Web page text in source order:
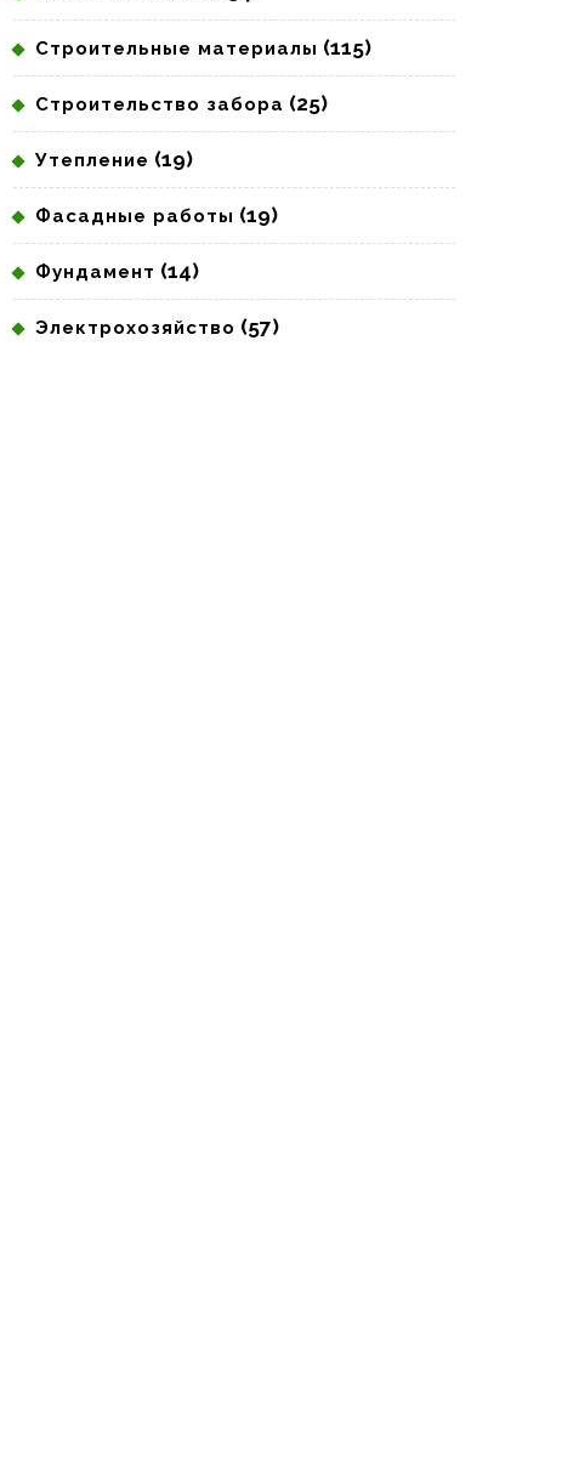
Строительные материалы (115)
Строительство забора (25)
Утепление (19)
Фасадные работы (19)
Фундамент (14)
Электрохозяйство (57)